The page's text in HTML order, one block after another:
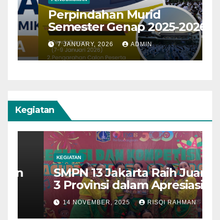
Perpindahan Murid
Semester Genap 2025-2026
7 JANUARY, 2026 ADMIN
Kegiatan
KEGIATAN
SMPN 13 Jakarta Raih Juara
3 Provinsi dalam Apresiasi
dan Kompetisi Seni Pelajar
SMP
14 NOVEMBER, 2025 RISQI RAHMAN